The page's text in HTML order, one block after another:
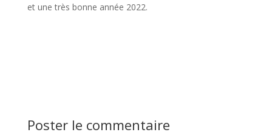
et une très bonne année 2022.
Poster le commentaire